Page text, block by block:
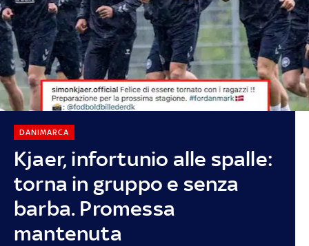
Kjaer, infortunio alle spalle:
torna in gruppo e senza
barba. Promessa
mantenuta
DANIMARCA